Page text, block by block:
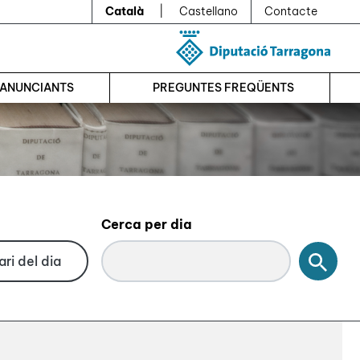
Català Castellano Contacte
PREGUNTES FREQÜENTS
del dia
Cerca per dia